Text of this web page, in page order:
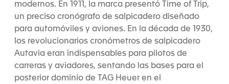
modernos. En 1911, la marca presentó Time of Trip,
un preciso cronógrafo de salpicadero diseñado
para automóviles y aviones. En la década de 1930,
los revolucionarios cronómetros de salpicadero
Autavia eran indispensables para pilotos de
carreras y aviadores, sentando las bases para el
posterior dominio de TAG Heuer en el